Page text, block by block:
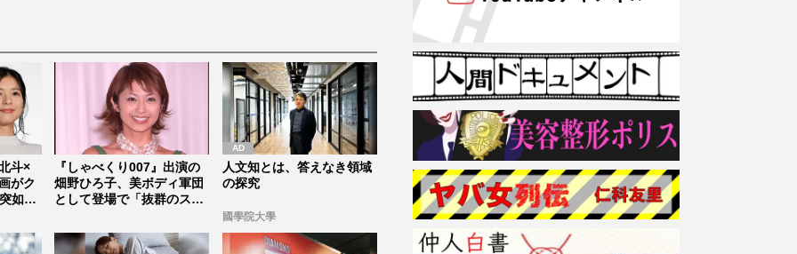
斗×
がク
如中
『しゃべくり007』出演の
畑野ひろ子、美ボディ軍団
として登場で「抜群のスタ
人文知とは、答えなき領域
の探究
國學院大學